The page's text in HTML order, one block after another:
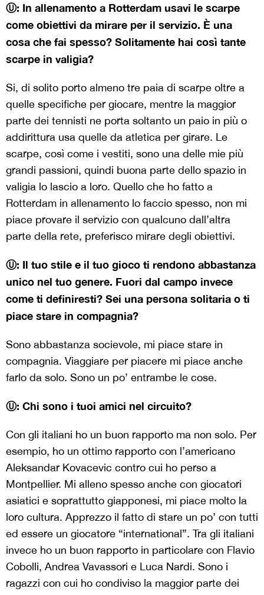
Ⓤ: In allenamento a Rotterdam usavi le scarpe
come obiettivi da mirare per il servizio. È una
cosa che fai spesso? Solitamente hai così tante
scarpe in valigia?
Si, di solito porto almeno tre paia di scarpe oltre a
quelle specifiche per giocare, mentre la maggior
parte dei tennisti ne porta soltanto un paio in più o
addirittura usa quelle da atletica per girare. Le
scarpe, così come i vestiti, sono una delle mie più
grandi passioni, quindi buona parte dello spazio in
valigia lo lascio a loro. Quello che ho fatto a
Rotterdam in allenamento lo faccio spesso, non mi
piace provare il servizio con qualcuno dall’altra
parte della rete, preferisco mirare degli obiettivi.
Ⓤ: Il tuo stile e il tuo gioco ti rendono abbastanza
unico nel tuo genere. Fuori dal campo invece
come ti definiresti? Sei una persona solitaria o ti
piace stare in compagnia?
Sono abbastanza socievole, mi piace stare in
compagnia. Viaggiare per piacere mi piace anche
farlo da solo. Sono un po’ entrambe le cose.
Ⓤ: Chi sono i tuoi amici nel circuito?
Con gli italiani ho un buon rapporto ma non solo. Per
esempio, ho un ottimo rapporto con l’americano
Aleksandar Kovacevic contro cui ho perso a
Montpellier. Mi alleno spesso anche con giocatori
asiatici e soprattutto giapponesi, mi piace molto la
loro cultura. Apprezzo il fatto di stare un po’ con tutti
ed essere un giocatore “international”. Tra gli italiani
invece ho un buon rapporto in particolare con Flavio
Cobolli, Andrea Vavassori e Luca Nardi. Sono i
ragazzi con cui ho condiviso la maggior parte dei